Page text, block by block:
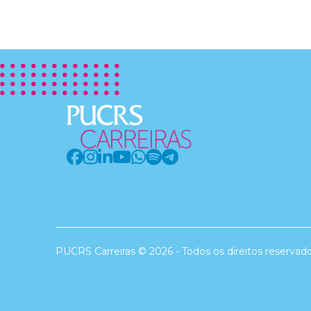
PUCRS Carreiras © 2026 - Todos os direitos